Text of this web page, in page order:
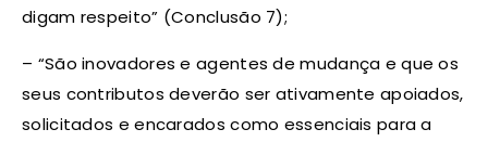
digam respeito” (Conclusão 7);
– “São inovadores e agentes de mudança e que os
seus contributos deverão ser ativamente apoiados,
solicitados e encarados como essenciais para a